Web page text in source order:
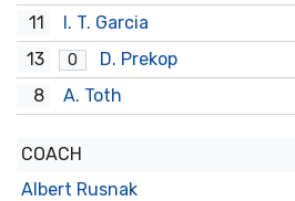
11
I. T. Garcia
13
O
D. Prekop
8
A. Toth
COACH
Albert Rusnak